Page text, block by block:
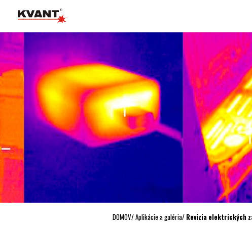
DOMOV/Aplikácie a galéria/ Revízia elektrických